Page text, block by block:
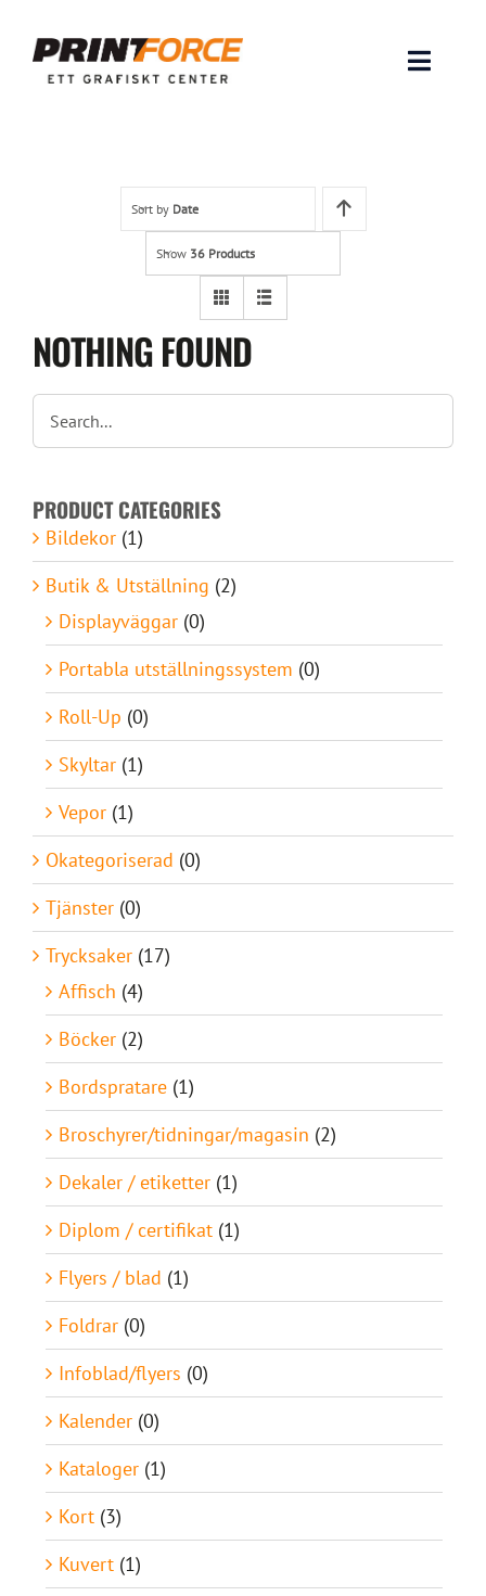
content
Toggle
INSPIRATION
Om oss
Sort by Date
Show 36 Products
NOTHING FOUND
PRODUCT CATEGORIES
Bildekor (1)
Butik & Utställning (2)
Displayväggar (0)
Portabla utställningssystem (0)
Roll-Up (0)
Skyltar (1)
Vepor (1)
Okategoriserad (0)
Tjänster (0)
Trycksaker (17)
Affisch (4)
Böcker (2)
Bordspratare (1)
Broschyrer/tidningar/magasin (2)
Dekaler / etiketter (1)
Diplom / certifikat (1)
Flyers / blad (1)
Foldrar (0)
Infoblad/flyers (0)
Kalender (0)
Kataloger (1)
Kort (3)
Kuvert (1)